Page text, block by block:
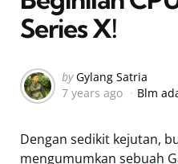
Series X!
Posted
by
by Gylang Satria
7 years ago
Blm
Dengan sedikit kejutan,
mengumumkan sebuah